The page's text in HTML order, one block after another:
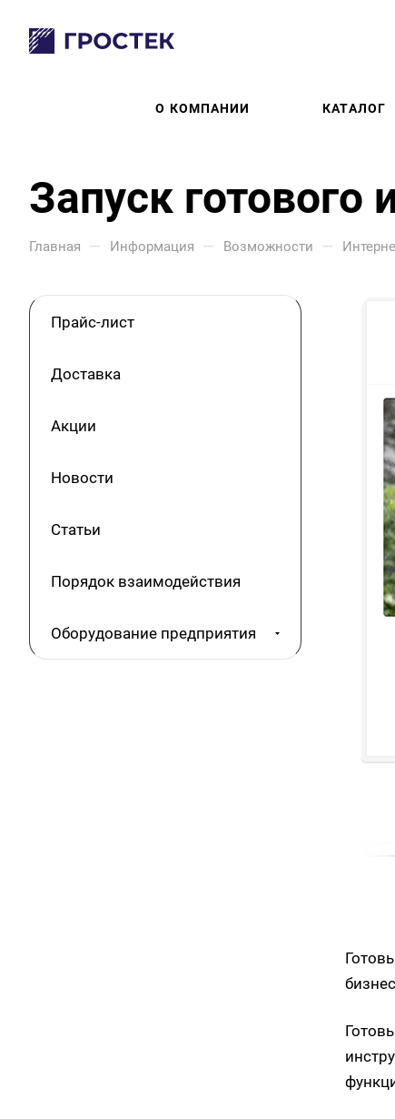
О КОМПАНИИ КАТАЛОГ
Запуск готового
Главная — Информация — Возможности —
Прайс-лист
Доставка
Акции
Новости
Статьи
Порядок взаимодействия
Оборудование предприятия